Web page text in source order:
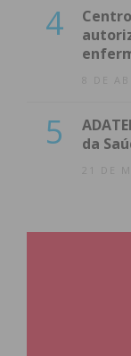
4
8 DE
5
da
21 DE